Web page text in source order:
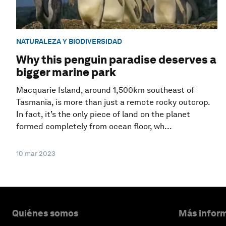
NATURALEZA Y BIODIVERSIDAD
Why this penguin paradise deserves a
bigger marine park
Macquarie Island, around 1,500km southeast of
Tasmania, is more than just a remote rocky outcrop.
In fact, it’s the only piece of land on the planet
formed completely from ocean floor, wh...
10 mar 2023
Quiénes somos Más